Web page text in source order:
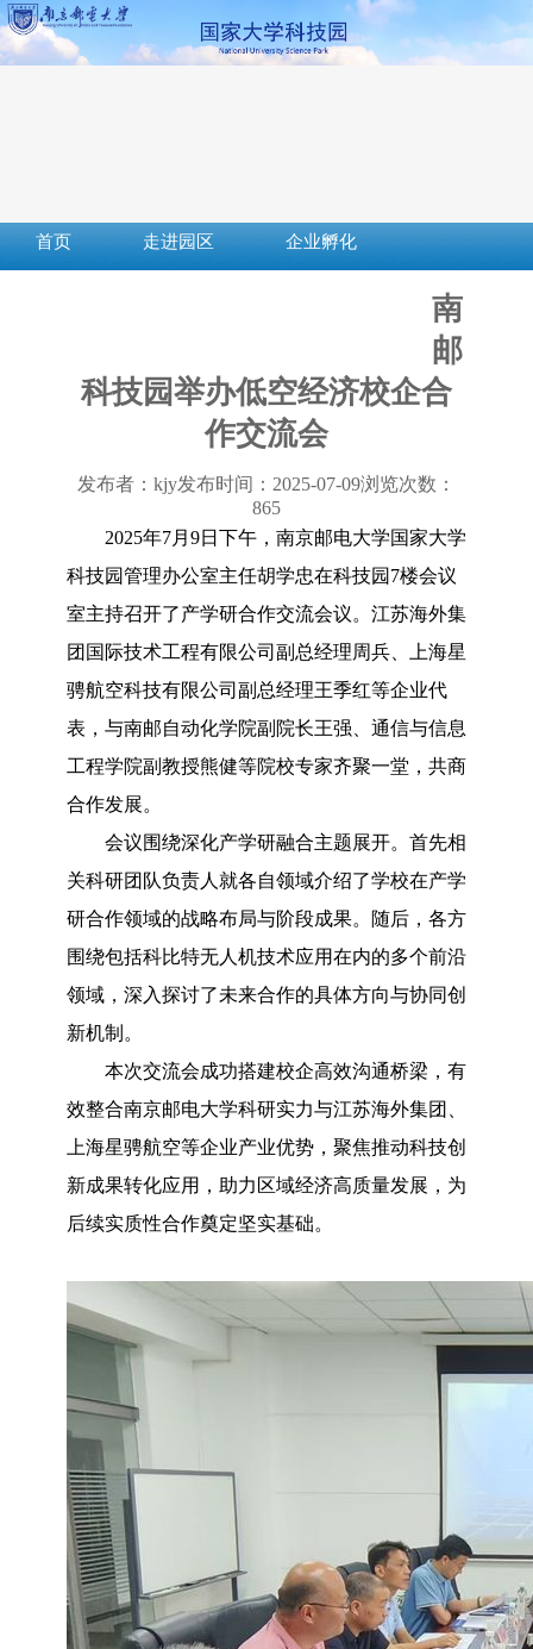
首页 走进园区
企业孵化
南
邮
科技园举办低空经济校企合
作交流会
发布者：kjy发布时间：2025-07-09浏览次数：
865
2025年7月9日下午，南京邮电大学国家大学
科技园管理办公室主任胡学忠在科技园7楼会议
室主持召开了产学研合作交流会议。江苏海外集
团国际技术工程有限公司副总经理周兵、上海星
骋航空科技有限公司副总经理王季红等企业代
表，与南邮自动化学院副院长王强、通信与信息
工程学院副教授熊健等院校专家齐聚一堂，共商
合作发展。
会议围绕深化产学研融合主题展开。首先相
关科研团队负责人就各自领域介绍了学校在产学
研合作领域的战略布局与阶段成果。随后，各方
围绕包括科比特无人机技术应用在内的多个前沿
领域，深入探讨了未来合作的具体方向与协同创
新机制。
本次交流会成功搭建校企高效沟通桥梁，有
效整合南京邮电大学科研实力与江苏海外集团、
上海星骋航空等企业产业优势，聚焦推动科技创
新成果转化应用，助力区域经济高质量发展，为
后续实质性合作奠定坚实基础。